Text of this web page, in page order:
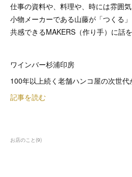
仕事の資料や、料理や、時には雰囲
小物メーカーである山藤が「つくる
共感できるMAKERS（作り手）に話
ワインバー杉浦印房
100年以上続く老舗ハンコ屋の次世
記事を読む
お店のこと(9)